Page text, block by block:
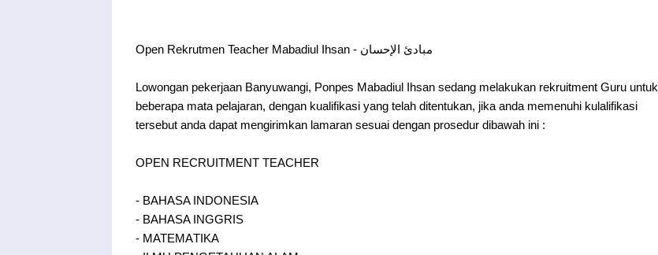
Open Rekrutmen Teacher Mabadiul Ihsan - مبادئ الإحسان
Lowongan pekerjaan Banyuwangi, Ponpes Mabadiul Ihsan sedang melakukan rekruitment Guru untuk
beberapa mata pelajaran, dengan kualifikasi yang telah ditentukan, jika anda memenuhi kulalifikasi
tersebut anda dapat mengirimkan lamaran sesuai dengan prosedur dibawah ini :
OPEN RECRUITMENT TEACHER
- BAHASA INDONESIA
- BAHASA INGGRIS
- MATEMAΤΙΚΑ